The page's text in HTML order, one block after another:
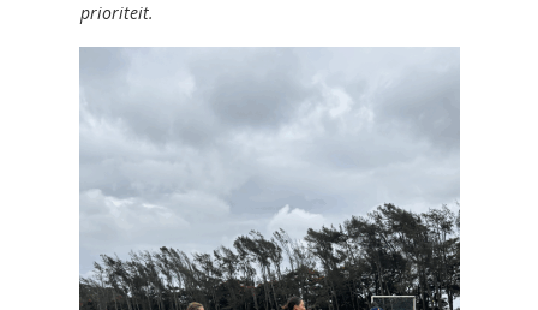
prioriteit.